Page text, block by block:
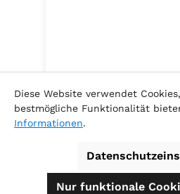
PAPPARDELLE 500G
100% Hartweizen
Diese Website verwendet
bestmögliche Funktionalität
Informationen.
Nur funktionale